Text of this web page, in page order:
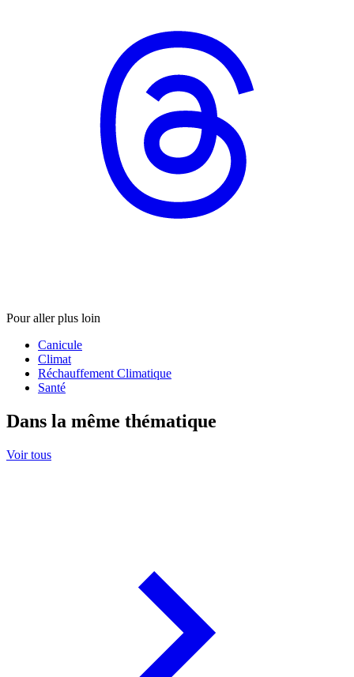
Pour aller plus loin
Canicule
Climat
Réchauffement Climatique
Santé
Dans la même thématique
Voir tous